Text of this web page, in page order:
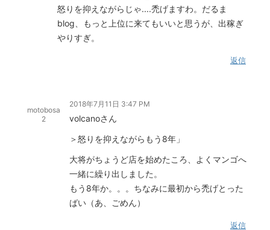
怒りを抑えながらじゃ....禿げますわ。だるま
blog、もっと上位に来てもいいと思うが、出稼ぎ
やりすぎ。
返信
motobosa
2
2018年7月11日 3:47 PM
volcanoさん
＞怒りを抑えながらもう8年」
大将がちょうど店を始めたころ、よくマンゴへ
一緒に繰り出しました。
もう8年か。。。ちなみに最初から禿げとった
ばい（あ、ごめん）
返信